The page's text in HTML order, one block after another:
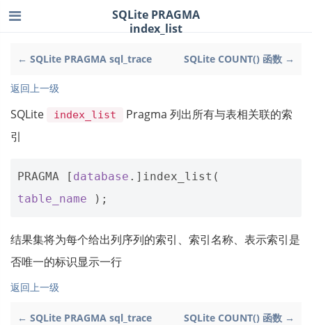
← SQLite PRAGMA sql_trace SQLite COUNT() 函数 →
SQLite PRAGMA
index_list
返回上一级
SQLite index_list
Pragma 列出所有与表相关联的索
引
PRAGMA [ database .] index_list (
table_name
);
结果集将为每个给出列序列的索引、索引名称、表示索引是
否唯一的标识显示一行
返回上一级
← SQLite PRAGMA sql_trace SQLite COUNT() 函数 →